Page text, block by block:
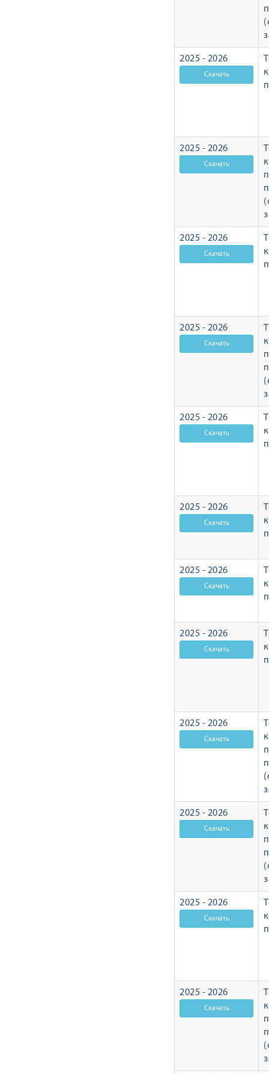
2025 - 2026
2025 - 2026
2025 - 2026
2025 - 2026
2025 - 2026
2025 - 2026
2025 - 2026
2025 - 2026
2025 - 2026
2025 - 2026
2025 - 2026
2025 - 2026